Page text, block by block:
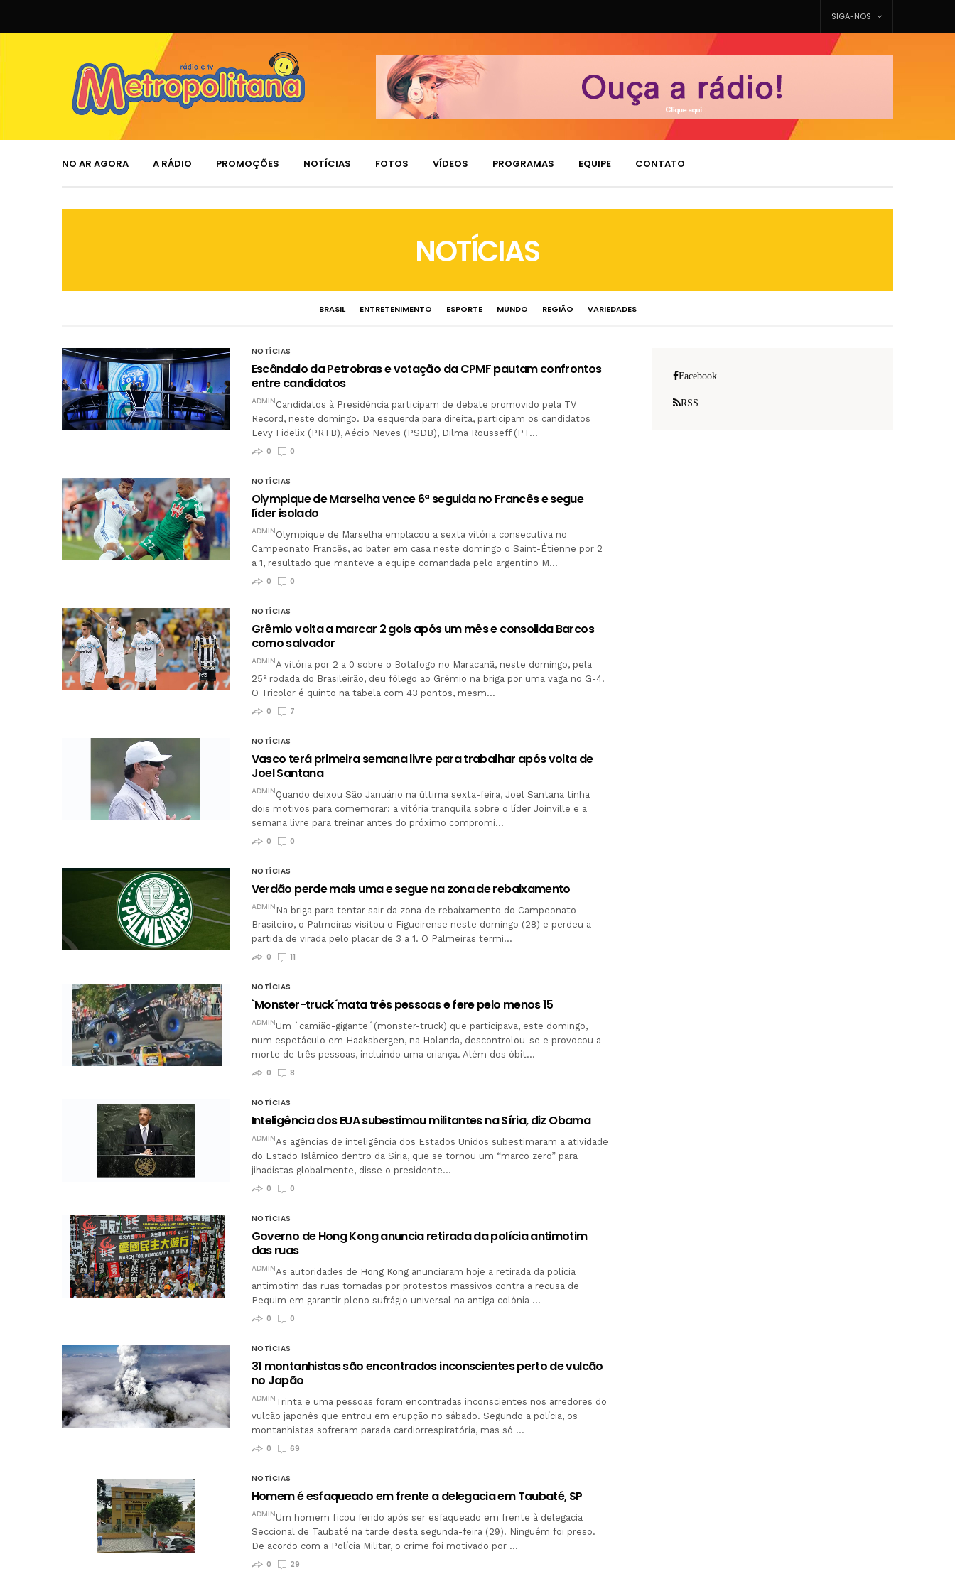
SIGA-NOS
NO AR AGORA A RÁDIO PROMOÇÕES NOTÍCIAS FOTOS VÍDEOS PROGRAMAS EQUIPE CONTATO
NOTÍCIAS
BRASIL ENTRETENIMENTO ESPORTE MUNDO REGIÃO VARIEDADES
NOTÍCIAS
Escândalo da Petrobras e votação da CPMF pautam confrontos
entre candidatos
ADMINCandidatos à Presidência participam de debate promovido pela TV
Record, neste domingo. Da esquerda para direita, participam os candidatos
Levy Fidelix (PRTB), Aécio Neves (PSDB), Dilma Rousseff (PT…
0
0
NOTÍCIAS
Olympique de Marselha vence 6ª seguida no Francês e segue
líder isolado
ADMINOlympique de Marselha emplacou a sexta vitória consecutiva no
Campeonato Francês, ao bater em casa neste domingo o Saint-Étienne por 2
a 1, resultado que manteve a equipe comandada pelo argentino M…
0
0
NOTÍCIAS
Grêmio volta a marcar 2 gols após um mês e consolida Barcos
como salvador
ADMINA vitória por 2 a 0 sobre o Botafogo no Maracanã, neste domingo, pela
25ª rodada do Brasileirão, deu fôlego ao Grêmio na briga por uma vaga no G-4.
O Tricolor é quinto na tabela com 43 pontos, mesm…
0
7
NOTÍCIAS
Vasco terá primeira semana livre para trabalhar após volta de
Joel Santana
ADMINQuando deixou São Januário na última sexta-feira, Joel Santana tinha
dois motivos para comemorar: a vitória tranquila sobre o líder Joinville e a
semana livre para treinar antes do próximo compromi…
0
0
NOTÍCIAS
Verdão perde mais uma e segue na zona de rebaixamento
ADMIN Na briga para tentar sair da zona de rebaixamento do Campeonato
Brasileiro, o Palmeiras visitou o Figueirense neste domingo (28) e perdeu a
partida de virada pelo placar de 3 a 1. O Palmeiras termi…
0
11
NOTÍCIAS
`Monster-truck´mata três pessoas e fere pelo menos 15
ADMINUm `camião-gigante´(monster-truck) que participava, este domingo,
num espetáculo em Haaksbergen, na Holanda, descontrolou-se e provocou a
morte de três pessoas, incluindo uma criança. Além dos óbit…
0
8
NOTÍCIAS
Inteligência dos EUA subestimou militantes na Síria, diz Obama
ADMINAs agências de inteligência dos Estados Unidos subestimaram a atividade
do Estado Islâmico dentro da Síria, que se tornou um “marco zero” para
jihadistas globalmente, disse o presidente…
0
0
NOTÍCIAS
Governo de Hong Kong anuncia retirada da polícia antimotim
das ruas
ADMINAs autoridades de Hong Kong anunciaram hoje a retirada da polícia
antimotim das ruas tomadas por protestos massivos contra a recusa de
Pequim em garantir pleno sufrágio universal na antiga colónia …
0
0
NOTÍCIAS
31 montanhistas são encontrados inconscientes perto de vulcão
no Japão
ADMINTrinta e uma pessoas foram encontradas inconscientes nos arredores do
vulcão japonês que entrou em erupção no sábado. Segundo a polícia, os
montanhistas sofreram parada cardiorrespiratória, mas só …
0
69
NOTÍCIAS
Homem é esfaqueado em frente a delegacia em Taubaté, SP
ADMINUm homem ficou ferido após ser esfaqueado em frente à delegacia
Seccional de Taubaté na tarde desta segunda-feira (29). Ninguém foi preso.
De acordo com a Polícia Militar, o crime foi motivado por …
0
29
Facebook
RSS